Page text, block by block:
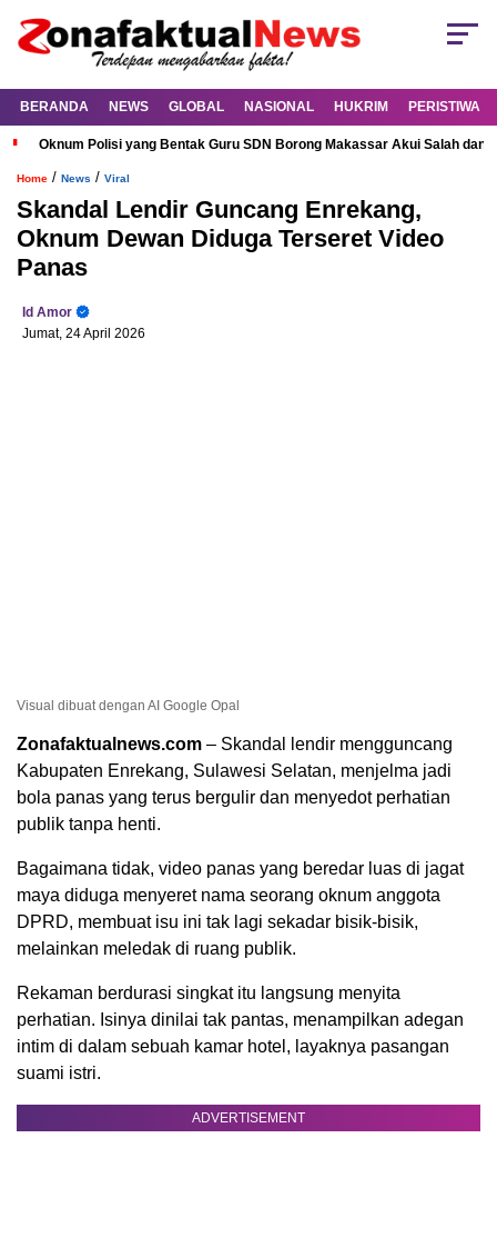
BERANDA NEWS GLOBAL NASIONAL HUKRIM PERISTIWA
Oknum Polisi yang Bentak Guru SDN Borong Makassar Akui Salah dan
Home / News / Viral
Skandal Lendir Guncang Enrekang,
Oknum Dewan Diduga Terseret Video
Panas
Id Amor
Jumat, 24 April 2026
Visual dibuat dengan AI Google Opal
Zonafaktualnews.com – Skandal lendir mengguncang
Kabupaten Enrekang, Sulawesi Selatan, menjelma jadi
bola panas yang terus bergulir dan menyedot perhatian
publik tanpa henti.
Bagaimana tidak, video panas yang beredar luas di jagat
maya diduga menyeret nama seorang oknum anggota
DPRD, membuat isu ini tak lagi sekadar bisik-bisik,
melainkan meledak di ruang publik.
Rekaman berdurasi singkat itu langsung menyita
perhatian. Isinya dinilai tak pantas, menampilkan adegan
intim di dalam sebuah kamar hotel, layaknya pasangan
suami istri.
ADVERTISEMENT